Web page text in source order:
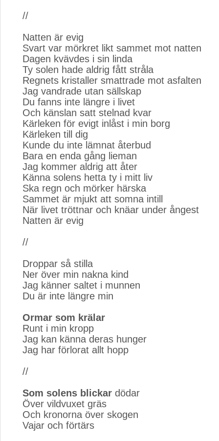
//
Natten är evig
Svart var mörkret likt sammet mot natten
Dagen kvävdes i sin linda
Ty solen hade aldrig fått stråla
Regnets kristaller smattrade mot asfalten
Jag vandrade utan sällskap
Du fanns inte längre i livet
Och känslan satt stelnad kvar
Kärleken för evigt inlåst i min borg
Kärleken till dig
Kunde du inte lämnat återbud
Bara en enda gång lieman
Jag kommer aldrig att åter
Känna solens hetta ty i mitt liv
Ska regn och mörker härska
Sammet är mjukt att somna intill
När livet tröttnar och knäar under ångest
Natten är evig
//
Droppar så stilla
Ner över min nakna kind
Jag känner saltet i munnen
Du är inte längre min
Ormar som krälar
Runt i min kropp
Jag kan känna deras hunger
Jag har förlorat allt hopp
//
Som solens blickar dödar
Över vildvuxet gräs
Och kronorna över skogen
Vajar och förtärs